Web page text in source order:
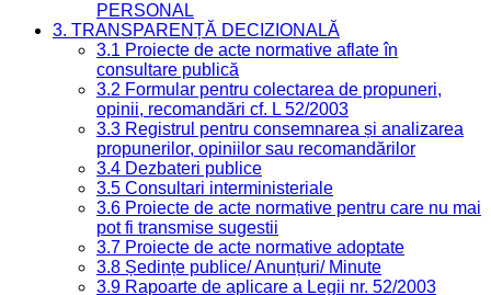
PERSONAL
3. TRANSPARENȚĂ DECIZIONALĂ
3.1 Proiecte de acte normative aflate în
consultare publică
3.2 Formular pentru colectarea de propuneri,
opinii, recomandări cf. L 52/2003
3.3 Registrul pentru consemnarea și analizarea
propunerilor, opiniilor sau recomandărilor
3.4 Dezbateri publice
3.5 Consultari interministeriale
3.6 Proiecte de acte normative pentru care nu mai
pot fi transmise sugestii
3.7 Proiecte de acte normative adoptate
3.8 Ședințe publice/ Anunțuri/ Minute
3.9 Rapoarte de aplicare a Legii nr. 52/2003